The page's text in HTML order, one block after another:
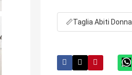
📏Taglia Abiti Donna